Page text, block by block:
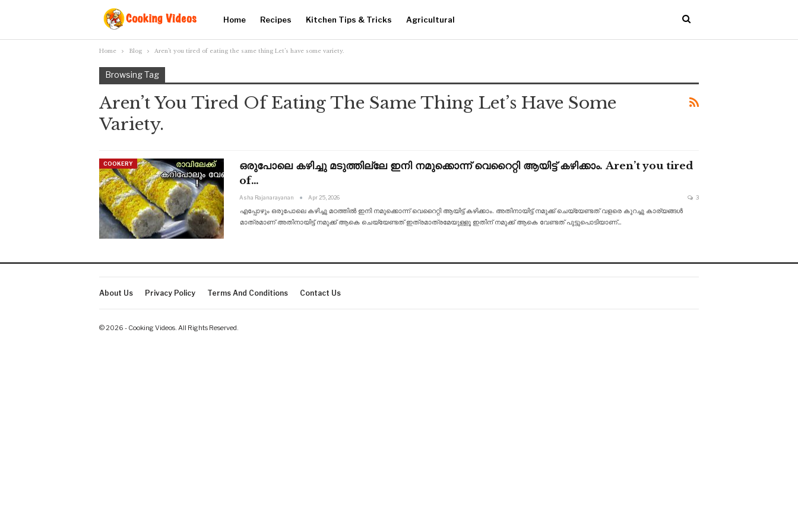
Home Recipes Kitchen Tips & Tricks Agricultural
Home Blog Aren’t you tired of eating the same thing Let’s have some variety.
Browsing Tag
Aren’t You Tired Of Eating The Same Thing Let’s Have Some
Variety.
COOKERY
ഒരുപോലെ കഴിച്ചു മടുത്തില്ലേ ഇനി നമുക്കൊന്ന് വെറൈറ്റി ആയിട്ട് കഴിക്കാം. Aren’t you tired
of…
Asha Rajanarayanan Apr 25, 2026 3
എപ്പോഴും ഒരുപോലെ കഴിച്ചു മഠത്തിൽ ഇനി നമുക്കൊന്ന് വെറൈറ്റി ആയിട്ട് കഴിക്കാം. അതിനായിട്ട് നമുക്ക് ചെയ്യേണ്ടത് വളരെ കുറച്ചു കാര്യങ്ങൾ
മാത്രമാണ് അതിനായിട്ട് നമുക്ക് ആകെ ചെയ്യേണ്ടത്ഇത്രമാത്രമേയുള്ളൂ ഇതിന് നമുക്ക് ആകെ വേണ്ടത് പുട്ടുപൊടിയാണ്…
About Us Privacy Policy Terms And Conditions Contact Us
© 2026 - Cooking Videos. All Rights Reserved.